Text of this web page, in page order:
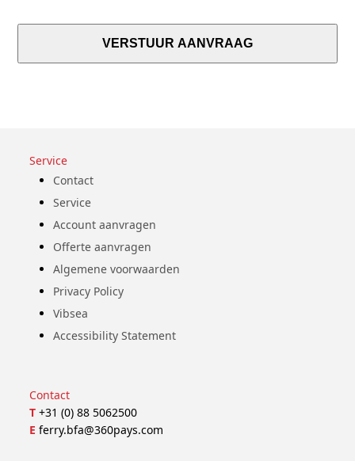
Service
Contact
Service
Account aanvragen
Offerte aanvragen
Algemene voorwaarden
Privacy Policy
Vibsea
Accessibility Statement
Contact
T +31 (0) 88 5062500
E ferry.bfa@360pays.com